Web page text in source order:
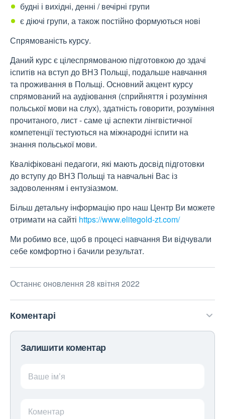
будні і вихідні, денні / вечірні групи
є діючі групи, а також постійно формуються нові
Спрямованість курсу.
Даний курс є цілеспрямованою підготовкою до здачі
іспитів на вступ до ВНЗ Польщі, подальше навчання
та проживання в Польщі. Основний акцент курсу
спрямований на аудіювання (сприйняття і розуміння
польської мови на слух), здатність говорити, розуміння
прочитаного, лист - саме ці аспекти лінгвістичної
компетенції тестуються на міжнародні іспити на
знання польської мови.
Кваліфіковані педагоги, які мають досвід підготовки
до вступу до ВНЗ Польщі та навчальні Вас із
задоволенням і ентузіазмом.
Більш детальну інформацію про наш Центр Ви можете
отримати на сайті https://www.elitegold-zt.com/
Ми робимо все, щоб в процесі навчання Ви відчували
себе комфортно і бачили результат.
Останнє оновлення 28 квітня 2022
Коментарі
Залишити коментар
Ваше ім’я
Коментар